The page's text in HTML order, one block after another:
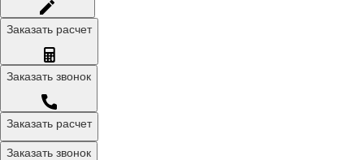
Заказать расчет
Заказать звонок
Заказать расчет
Заказать звонок